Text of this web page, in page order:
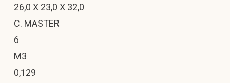
26,0 X 23,0 X 32,0
C. MASTER
6
M3
0,129